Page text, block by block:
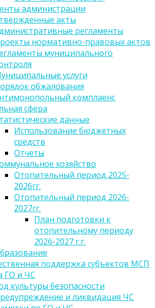
администрации
акты
регламенты
нормативно-правовых актов
муниципального
услуги
обжалования
комплаенс
сфера
данные
Использование бюджетных
средств
Отчеты
хозяйство
Отопительный период 2025-
2026гг.
Отопительный период 2026-
2027гг.
План подготовки к
отопительному периоду
2026-2027 г.г.
поддержка субъектов МСП
ГО и ЧС
культуры безопасности
и ликвидация ЧС